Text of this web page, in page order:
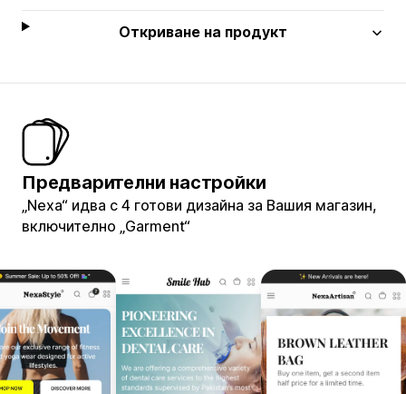
Откриване на продукт
Предварителни настройки
„Nexa“ идва с 4 готови дизайна за Вашия магазин,
включително „Garment“